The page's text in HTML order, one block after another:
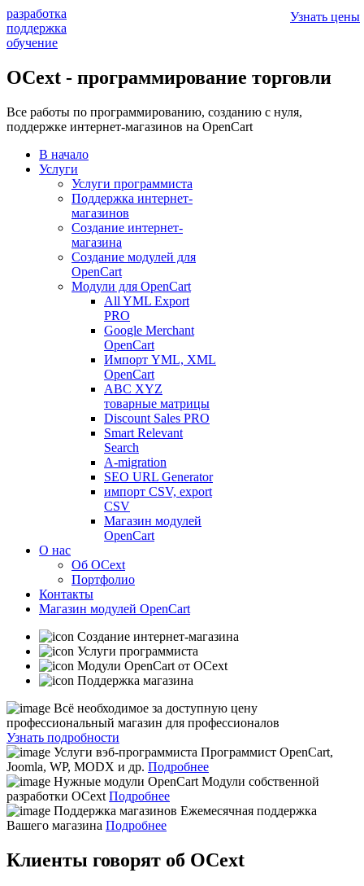
разработка
поддержка
обучение
OCext - программирование торговли
Все работы по программированию, созданию с нуля,
поддержке интернет-магазинов на OpenCart
В начало
Услуги
Услуги программиста
Поддержка интернет-
магазинов
Создание интернет-
магазина
Создание модулей для
OpenCart
Модули для OpenCart
All YML Export
PRO
Google Merchant
OpenCart
Импорт YML, XML
OpenCart
ABC XYZ
товарные матрицы
Discount Sales PRO
Smart Relevant
Search
A-migration
SEO URL Generator
импорт CSV, export
CSV
Магазин модулей
OpenCart
О нас
Об OCext
Портфолио
Контакты
Магазин модулей OpenCart
Узнать цены
Создание интернет-магазина
Услуги программиста
Модули OpenCart от OCext
Поддержка магазина
Bсё необходимое за доступную цену
профессиональный магазин для профессионалов
Узнать подробности
Услуги вэб-программиста Программист OpenCart,
Joomla, WP, MODX и др. Подробнее
Нужные модули OpenCart Модули собственной
разработки OCext Подробнее
Поддержка магазинов Ежемесячная поддержка
Вашего магазина Подробнее
Клиенты говорят об OCext